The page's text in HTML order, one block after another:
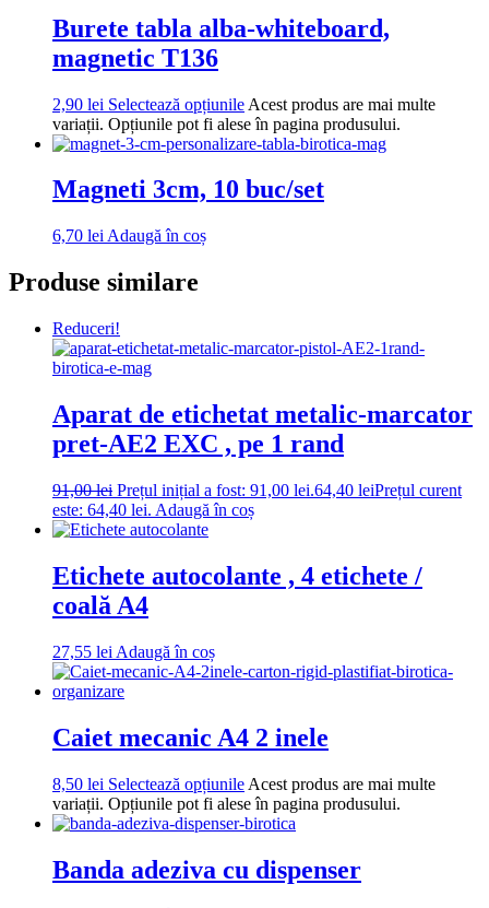
Burete tabla alba-whiteboard,
magnetic T136
2,90 lei Selectează opțiunile Acest produs are mai multe
variații. Opțiunile pot fi alese în pagina produsului.
Magneti 3cm, 10 buc/set
6,70 lei Adaugă în coș
Produse similare
Reduceri!
Aparat de etichetat metalic-marcator
pret-AE2 EXC , pe 1 rand
91,00lei Prețul inițial a fost: 91,00 lei.64,40 leiPrețul curent
este: 64,40 lei. Adaugă în coș
Etichete autocolante , 4 etichete /
coală A4
27,55 lei Adaugă în coș
Caiet mecanic A4 2 inele
8,50 lei Selectează opțiunile Acest produs are mai multe
variații. Opțiunile pot fi alese în pagina produsului.
Banda adeziva cu dispenser